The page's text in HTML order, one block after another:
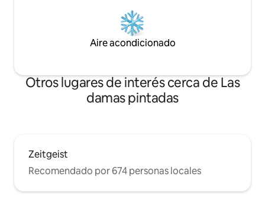
Aire acondicionado
Otros lugares de interés cerca de Las
damas pintadas
Zeitgeist
Recomendado por 674 personas locales